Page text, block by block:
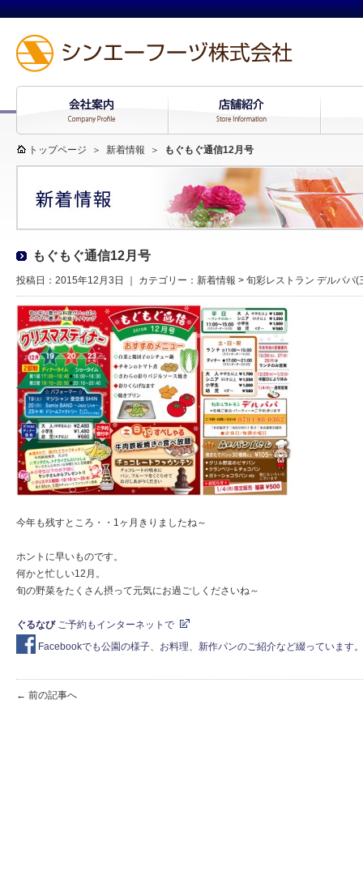
トップページ ＞ 新着情報 ＞ もぐもぐ通信12月号
もぐもぐ通信12月号
投稿日：2015年12月3日 ｜ カテゴリー： 新着情報 > 旬彩レストラン デルパパ
今年も残すところ・・1ヶ月きりましたね～
ホントに早いものです。
何かと忙しい12月。
旬の野菜をたくさん摂って元気にお過ごしくださいね～
ぐるなびご予約もインターネットで
Facebookでも公園の様子、お料理、新作パンのご紹介など綴っています
← 前の記事へ